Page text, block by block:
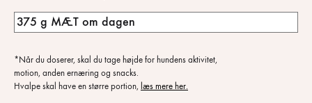
*Når du doserer, skal du tage højde for hundens aktivitet,
motion, anden ernæring og snacks.
Hvalpe skal have en større portion, læs mere her.